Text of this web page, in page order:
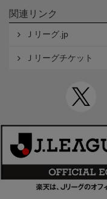
関連リンク
Ｊリーグ.jp
Ｊリーグチケット